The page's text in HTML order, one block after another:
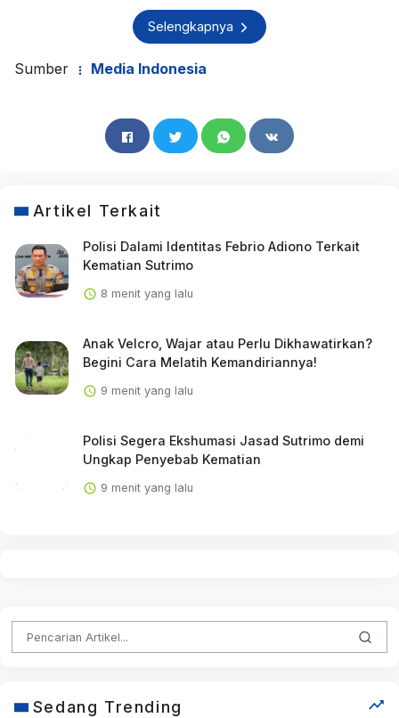
Selengkapnya
Sumber Media Indonesia
Artikel Terkait
Polisi Dalami Identitas Febrio Adiono Terkait
Kematian Sutrimo
8 menit yang lalu
Anak Velcro, Wajar atau Perlu Dikhawatirkan?
Begini Cara Melatih Kemandiriannya!
9 menit yang lalu
Polisi Segera Ekshumasi Jasad Sutrimo demi
Ungkap Penyebab Kematian
9 menit yang lalu
Sedang Trending